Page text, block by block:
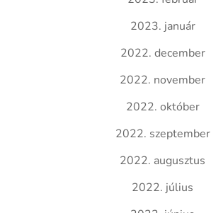
2023. január
2022. december
2022. november
2022. október
2022. szeptember
2022. augusztus
2022. július